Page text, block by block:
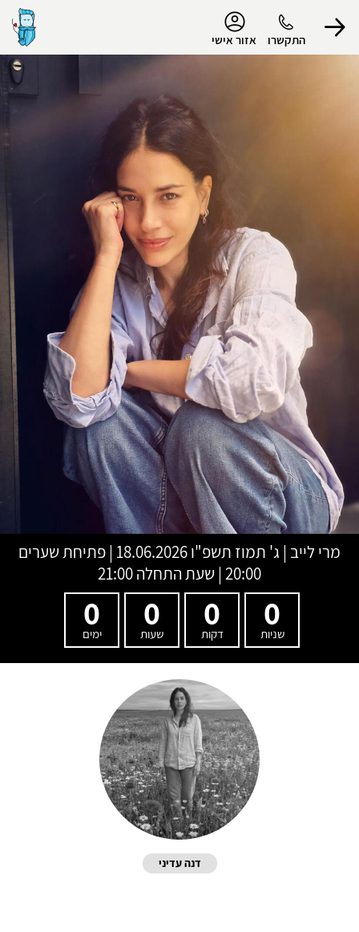
התקשרו אזור אישי
הפרופיל שלי
התנתק
מרי לייב | ג' תמוז תשפ"ו
18.06.2026 | פתיחת שערים
20:00 | שעת התחלה 21:00
0
שניות
0
דקות
0
שעות
0
ימים
דנה עדיני